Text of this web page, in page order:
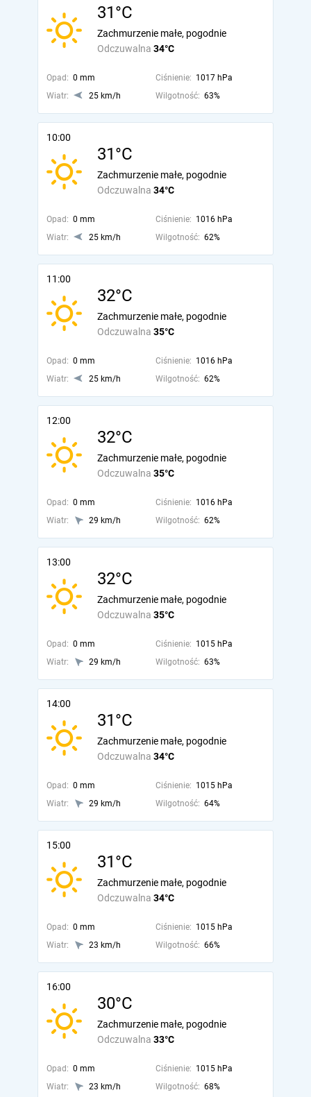
31°C
Odczuwalna 34°C
Zachmurzenie małe, pogodnie
Opad: 0 mm Ciśnienie: 1017 hPa
Wiatr:
25 km/h Wilgotność: 63%
10:00
31°C
Odczuwalna 34°C
Zachmurzenie małe, pogodnie
Opad: 0 mm Ciśnienie: 1016 hPa
Wiatr:
25 km/h Wilgotność: 62%
11:00
32°C
Odczuwalna 35°C
Zachmurzenie małe, pogodnie
Opad: 0 mm Ciśnienie: 1016 hPa
Wiatr:
25 km/h Wilgotność: 62%
12:00
32°C
Odczuwalna 35°C
Zachmurzenie małe, pogodnie
Opad: 0 mm Ciśnienie: 1016 hPa
Wiatr:
29 km/h Wilgotność: 62%
13:00
32°C
Odczuwalna 35°C
Zachmurzenie małe, pogodnie
Opad: 0 mm Ciśnienie: 1015 hPa
Wiatr:
29 km/h Wilgotność: 63%
14:00
31°C
Odczuwalna 34°C
Zachmurzenie małe, pogodnie
Opad: 0 mm Ciśnienie: 1015 hPa
Wiatr:
29 km/h Wilgotność: 64%
15:00
31°C
Odczuwalna 34°C
Zachmurzenie małe, pogodnie
Opad: 0 mm Ciśnienie: 1015 hPa
Wiatr:
23 km/h Wilgotność: 66%
16:00
30°C
Odczuwalna 33°C
Zachmurzenie małe, pogodnie
Opad: 0 mm Ciśnienie: 1015 hPa
Wiatr:
23 km/h Wilgotność: 68%